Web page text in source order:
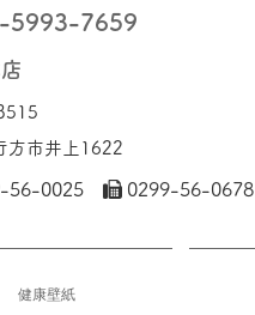
5993-7659
方市井上1622
56-0025  0299-56-0678
健康壁紙